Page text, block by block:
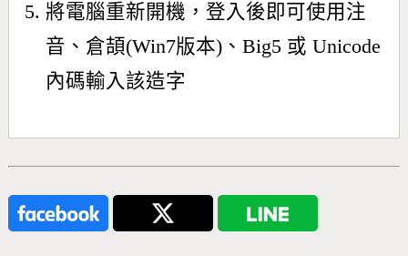
將電腦重新開機，登入後即可使用注
音、倉頡(Win7版本)、Big5 或 Unicode
內碼輸入該造字